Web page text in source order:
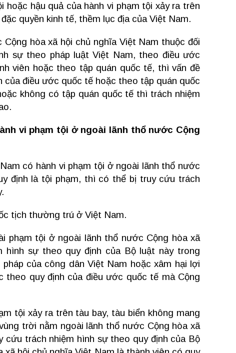
hậu quả của hành vi phạm tội xảy ra trên
quyền kinh tế, thềm lục địa của Việt Nam.
hòa xã hội chủ nghĩa Việt Nam thuộc đối
sự theo pháp luật Việt Nam, theo điều ước
viên hoặc theo tập quán quốc tế, thì vấn đề
điều ước quốc tế hoặc theo tập quán quốc
không có tập quán quốc tế thì trách nhiệm
vi phạm tội ở ngoài lãnh thổ nước Cộng
có hành vi phạm tội ở ngoài lãnh thổ nước
định là tội phạm, thì có thể bị truy cứu trách
tịch thường trú ở Việt Nam.
phạm tội ở ngoài lãnh thổ nước Cộng hòa xã
sự theo quy định của Bộ luật này trong
của công dân Việt Nam hoặc xâm hại lợi
theo quy định của điều ước quốc tế mà Cộng
tội xảy ra trên tàu bay, tàu biển không mang
trời nằm ngoài lãnh thổ nước Cộng hòa xã
trách nhiệm hình sự theo quy định của Bộ